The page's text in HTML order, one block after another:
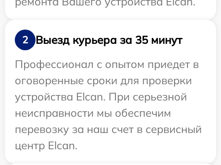
2
Выезд курьера за 35 минут
Профессионал с опытом приедет в
оговоренные сроки для проверки
устройства Elcan. При серьезной
неисправности мы обеспечим
перевозку за наш счет в сервисный
центр Elcan.